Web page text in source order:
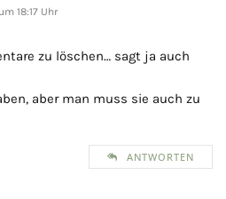
18:17 Uhr
zu löschen… sagt ja auch
aber man muss sie auch zu
ANTWORTEN